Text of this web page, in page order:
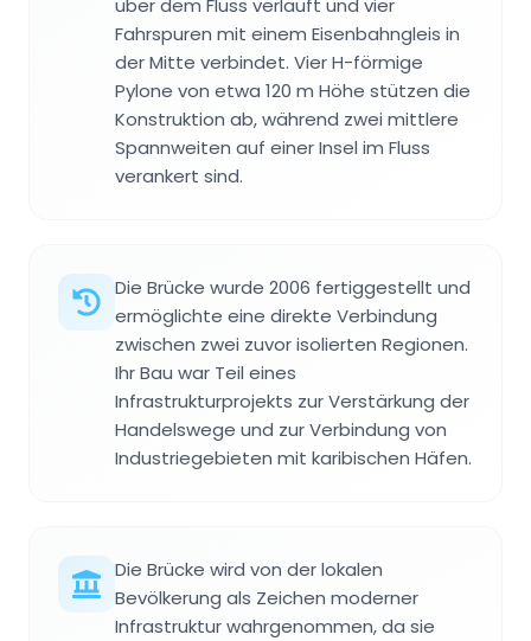
über dem Fluss verläuft und vier
Fahrspuren mit einem Eisenbahngleis in
der Mitte verbindet. Vier H-förmige
Pylone von etwa 120 m Höhe stützen die
Konstruktion ab, während zwei mittlere
Spannweiten auf einer Insel im Fluss
verankert sind.
Die Brücke wurde 2006 fertiggestellt und
ermöglichte eine direkte Verbindung
zwischen zwei zuvor isolierten Regionen.
Ihr Bau war Teil eines
Infrastrukturprojekts zur Verstärkung der
Handelswege und zur Verbindung von
Industriegebieten mit karibischen Häfen.
Die Brücke wird von der lokalen
Bevölkerung als Zeichen moderner
Infrastruktur wahrgenommen, da sie